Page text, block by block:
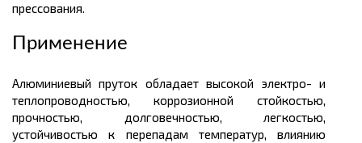
прессования.
Применение
Алюминиевый пруток обладает высокой электро- и
теплопроводностью, коррозионной стойкостью,
прочностью, долговечностью, легкостью,
устойчивостью к перепадам температур, влиянию